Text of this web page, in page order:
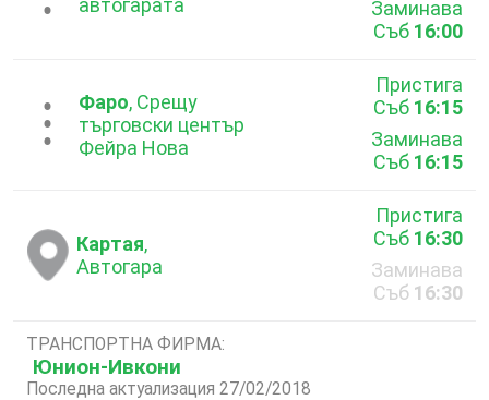
автогарата
Заминава
Съб 16:00
...
Фаро, Срещу
търговски център
Фейра Нова
Пристига
Съб 16:15
Заминава
Съб 16:15
Картая,
Автогара
Пристига
Съб 16:30
Заминава
Съб 16:30
ТРАНСПОРТНА ФИРМА:
Юнион-Ивкони
Последна актуализация 27/02/2018